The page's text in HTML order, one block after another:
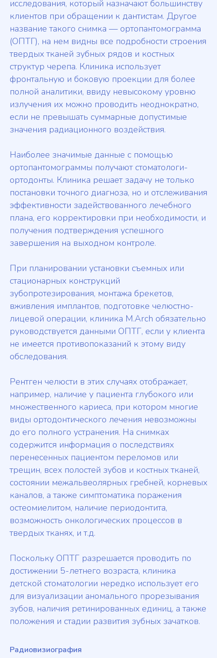
исследования, который назначают большинству
клиентов при обращении к дантистам. Другое
название такого снимка — ортопантомограмма
(ОПТГ), на нем видны все подробности строения
твердых тканей зубных рядов и костных
структур черепа. Клиника использует
фронтальную и боковую проекции для более
полной аналитики, ввиду невысокому уровню
излучения их можно проводить неоднократно,
если не превышать суммарные допустимые
значения радиационного воздействия.
Наиболее значимые данные с помощью
ортопантомограммы получают стоматологи-
ортодонты. Клиника решает задачу не только
постановки точного диагноза, но и отслеживания
эффективности задействованного лечебного
плана, его корректировки при необходимости, и
получения подтверждения успешного
завершения на выходном контроле.
При планировании установки съемных или
стационарных конструкций
зубопротезирования, монтажа брекетов,
вживления имплантов, подготовке челюстно-
лицевой операции, клиника M.Arch обязательно
руководствуется данными ОПТГ, если у клиента
не имеется противопоказаний к этому виду
обследования.
Рентген челюсти в этих случаях отображает,
например, наличие у пациента глубокого или
множественного кариеса, при котором многие
виды ортодонтического лечения невозможны
до его полного устранения. На снимках
содержится информация о последствиях
перенесенных пациентом переломов или
трещин, всех полостей зубов и костных тканей,
состоянии межальвеолярных гребней, корневых
каналов, а также симптоматика поражения
остеомиелитом, наличие периодонтита,
возможность онкологических процессов в
твердых тканях, и т.д.
Поскольку ОПТГ разрешается проводить по
достижении 5-летнего возраста, клиника
детской стоматологии нередко использует его
для визуализации аномального прорезывания
зубов, наличия ретинированных единиц, а также
положения и стадии развития зубных зачатков.
Радиовизиография